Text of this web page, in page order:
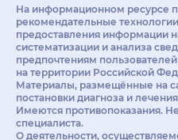
На информационном ресурсе
рекомендательные
предоставления информации
систематизации и анализа
предпочтениям
на территории Российской
Материалы, размещённые на
постановки диагноза и
Имеются противопоказания.
специалиста.
О деятельности,